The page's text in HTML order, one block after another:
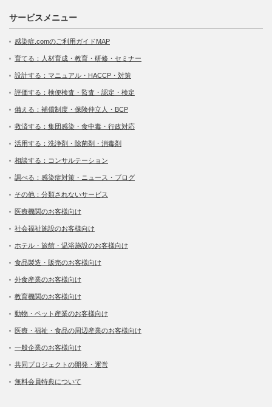
サービスメニュー
感染症.comのご利用ガイドMAP
育てる：人材育成・教育・研修・セミナー
設計する：マニュアル・HACCP・対策
評価する：検便検査・監査・認定・検定
備える：補償制度・保険仲立人・BCP
救済する：集団感染・食中毒・行政対応
活用する：洗浄剤・除菌剤・消毒剤
相談する：コンサルテーション
調べる：感染症対策・ニュース・ブログ
その他：分類されないサービス
医療機関のお客様向け
社会福祉施設のお客様向け
ホテル・旅館・温浴施設のお客様向け
食品製造・販売のお客様向け
外食産業のお客様向け
教育機関のお客様向け
動物・ペット産業のお客様向け
医療・福祉・食品の周辺産業のお客様向け
一般企業のお客様向け
共同プロジェクトの開発・運営
無料会員特典について